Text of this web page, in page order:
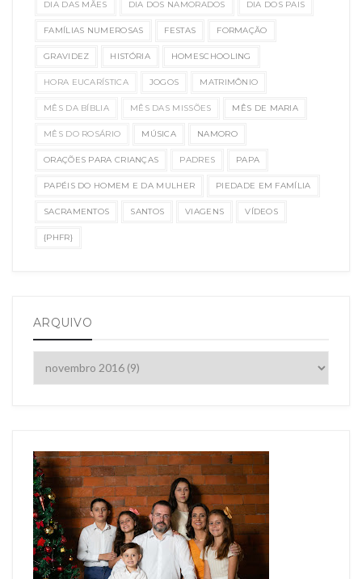
DIA DAS MÃES DIA DOS NAMORADOS DIA DOS PAIS
FAMÍLIAS NUMEROSAS FESTAS FORMAÇÃO
GRAVIDEZ HISTÓRIA HOMESCHOOLING
HORA EUCARÍSTICA JOGOS MATRIMÔNIO
MÊS DA BÍBLIA MÊS DAS MISSÕES MÊS DE MARIA
MÊS DO ROSÁRIO MÚSICA NAMORO
ORAÇÕES PARA CRIANÇAS PADRES PAPA
PAPÉIS DO HOMEM E DA MULHER PIEDADE EM FAMÍLIA
SACRAMENTOS SANTOS VIAGENS VÍDEOS
{PHFR}
ARQUIVO